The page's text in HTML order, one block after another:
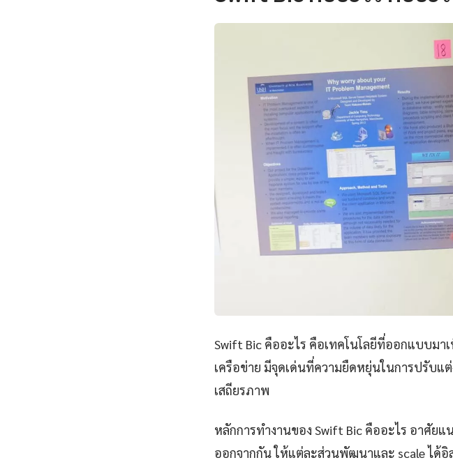
Swift Bic คืออะไร คือเทคโนโลยีที่ออกแบบม
เครือข่าย มีจุดเด่นที่ความยืดหยุ่นในการปรับแ
เสถียรภาพ
หลักการทำงานของ Swift Bic คืออะไร อาศัย
ออกจากกัน ให้แต่ละส่วนพัฒนาและ scale ได้